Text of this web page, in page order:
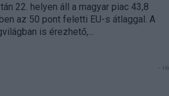
22. helyen áll a magyar piac 43,8
az 50 pont feletti EU-s átlaggal. A
is érezhető,...
-